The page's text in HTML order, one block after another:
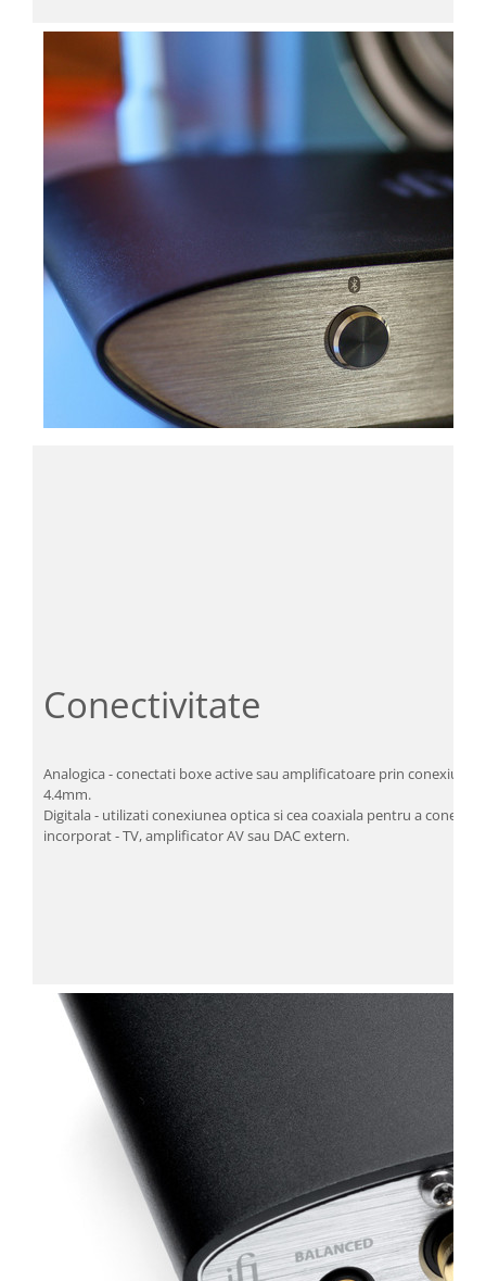
Conectivitate
Analogica - conectati boxe active sau amplificatoare prin conexiunea
4.4mm.
Digitala - utilizati conexiunea optica si cea coaxiala pentru a conecta
incorporat - TV, amplificator AV sau DAC extern.